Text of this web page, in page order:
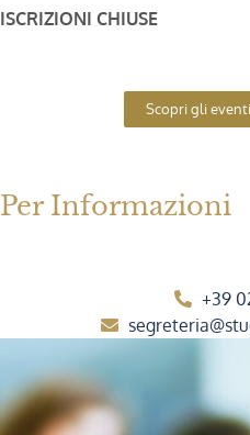
ISCRIZIONI CHIUSE
Scopri gli
Per Informazioni
+39